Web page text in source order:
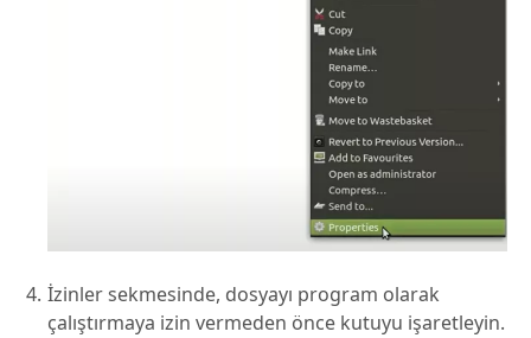
İzinler sekmesinde, dosyayı program olarak
çalıştırmaya izin vermeden önce kutuyu işaretleyin.